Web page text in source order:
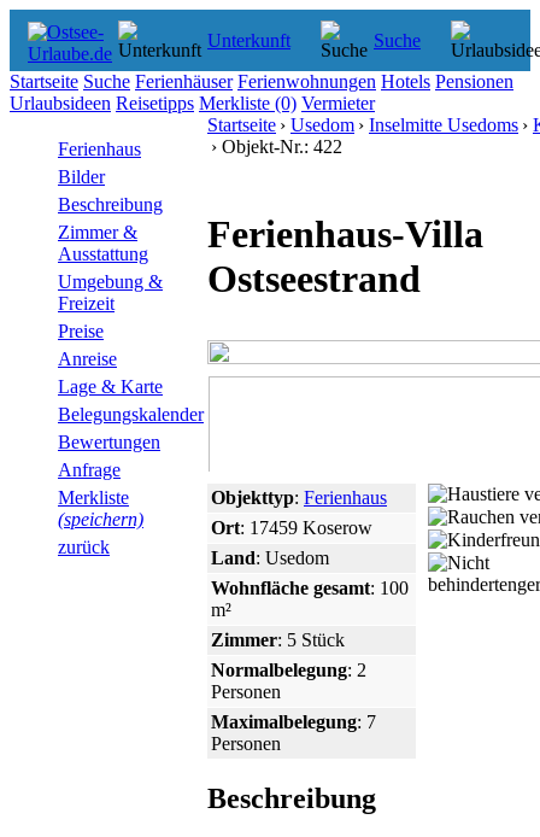
Unterkunft Suche
Startseite Suche Ferienhäuser Ferienwohnungen Hotels Pensionen
Urlaubsideen Reisetipps Merkliste (0) Vermieter
Ferienhaus
Bilder
Beschreibung
Zimmer &
Ausstattung
Umgebung &
Freizeit
Preise
Anreise
Lage & Karte
Belegungskalender
Bewertungen
Anfrage
Merkliste
(speichern)
zurück
Startseite › Usedom › Inselmitte Usedoms ›
› Objekt-Nr.: 422
Ferienhaus-Villa
Ostseestrand
Objekttyp: Ferienhaus
Ort: 17459 Koserow
Land: Usedom
Wohnfläche gesamt: 100
m²
Zimmer: 5 Stück
Normalbelegung: 2
Personen
Maximalbelegung: 7
Personen
Beschreibung